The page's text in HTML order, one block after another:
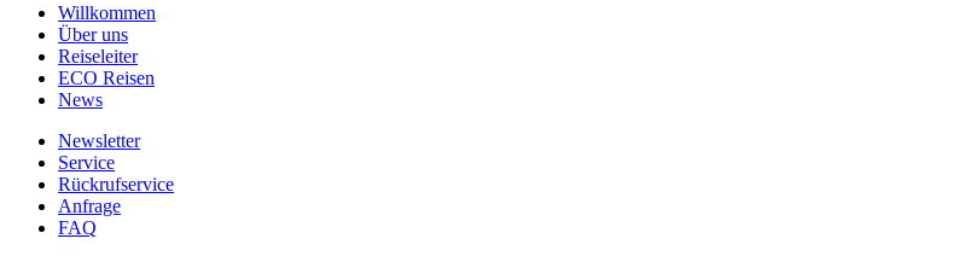
Willkommen
Über uns
Reiseleiter
ECO Reisen
News
Newsletter
Service
Rückrufservice
Anfrage
FAQ